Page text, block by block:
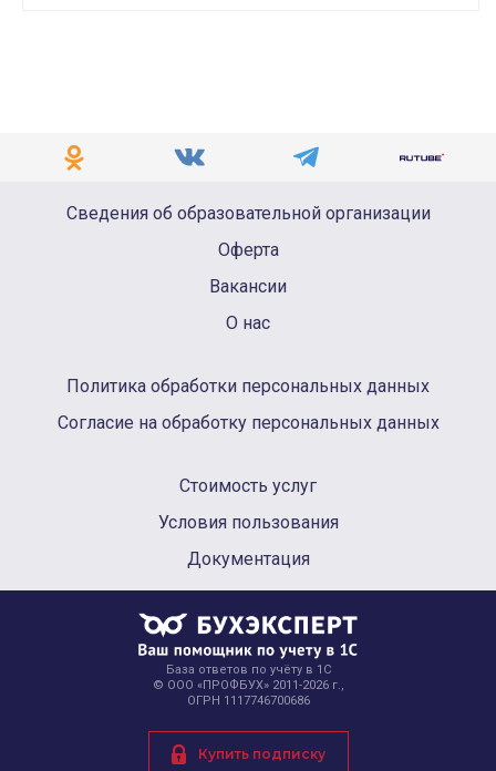
Сведения об образовательной организации
Оферта
Вакансии
О нас
Политика обработки персональных данных
Согласие на обработку персональных данных
Стоимость услуг
Условия пользования
Документация
База ответов по учёту в 1С
© ООО «ПРОФБУХ» 2011-2026 г.,
ОГРН 1117746700686
Купить подписку